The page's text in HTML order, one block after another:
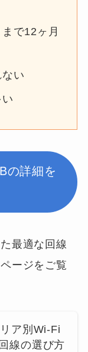
で12ヶ月
い
の詳細を
最適な回線
ージをご覧
ア別Wi-Fi
線の選び方